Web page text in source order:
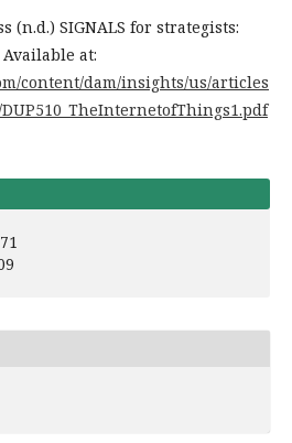
(n.d.) SIGNALS for strategists:
at:
content/dam/insights/us/articles